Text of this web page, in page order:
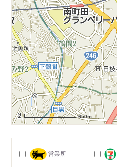
650m
営業所